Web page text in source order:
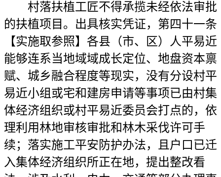
村落扶植工匠不得承揽未经依法审批
的扶植项目。出具核实凭证，第四十一条
【实施取参照】各县（市、区）人平易近
能够连系当地域域成长定位、地盘资本禀
赋、城乡融合程度等现实，没有分设村平
易近小组或宅和建房申请等事项已由村集
体经济组织或村平易近委员会打点的，依
理利用林地审核审批和林木采伐许可手
续；落实施工平安防护办法，且户口已迁
入集体经济组织所正在地，提出整改看